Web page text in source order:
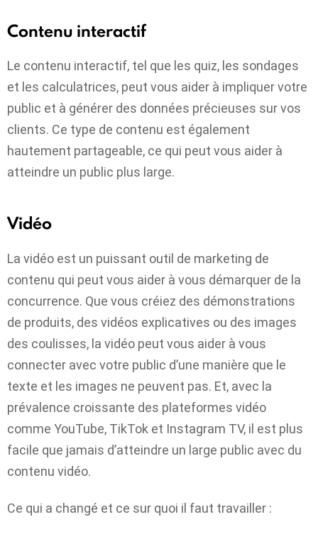
Contenu interactif
Le contenu interactif, tel que les quiz, les sondages
et les calculatrices, peut vous aider à impliquer votre
public et à générer des données précieuses sur vos
clients. Ce type de contenu est également
hautement partageable, ce qui peut vous aider à
atteindre un public plus large.
Vidéo
La vidéo est un puissant outil de marketing de
contenu qui peut vous aider à vous démarquer de la
concurrence. Que vous créiez des démonstrations
de produits, des vidéos explicatives ou des images
des coulisses, la vidéo peut vous aider à vous
connecter avec votre public d’une manière que le
texte et les images ne peuvent pas. Et, avec la
prévalence croissante des plateformes vidéo
comme YouTube, TikTok et Instagram TV, il est plus
facile que jamais d’atteindre un large public avec du
contenu vidéo.
Ce qui a changé et ce sur quoi il faut travailler :